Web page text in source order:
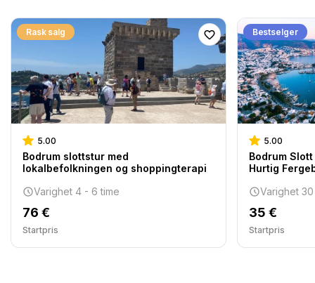
Rask salg
5.00
Bodrum slottstur med
lokalbefolkningen og shoppingterapi
Varighet 4 - 6 time
76 €
Startpris
Bestselger
5.00
Bodrum
Hurtig
Varighet 30
35 €
Startpris